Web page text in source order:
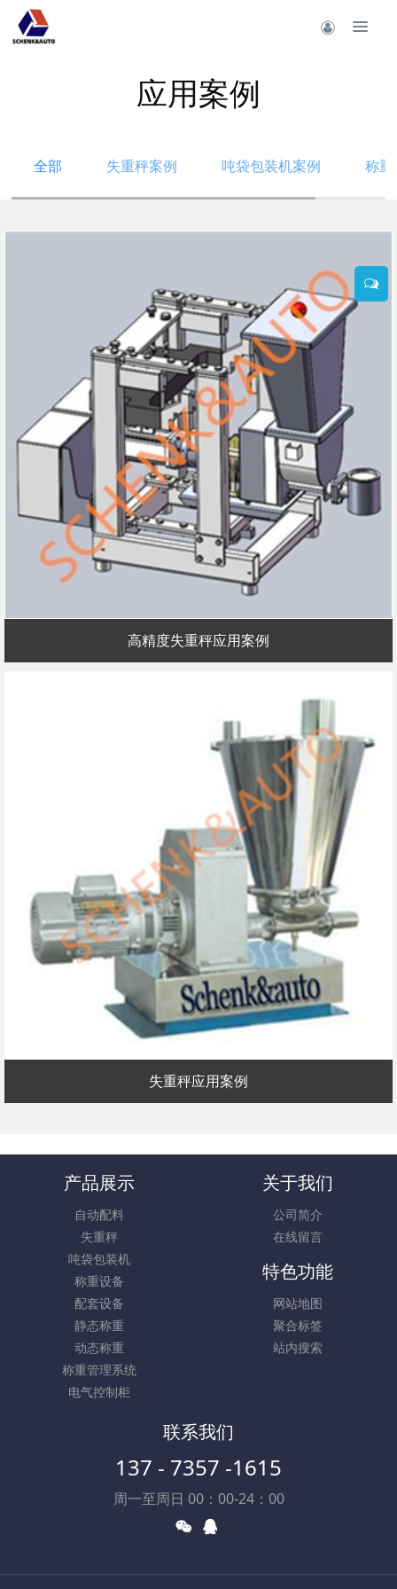
应用案例
全部 失重秤案例 吨袋包装机案例 称
高精度失重秤应用案例
失重秤应用案例
产品展示
自动配料
失重秤
吨袋包装机
称重设备
配套设备
静态称重
动态称重
称重管理系统
电气控制柜
关于我们
公司简介
在线留言
特色功能
网站地图
聚合标签
站内搜索
联系我们
137 - 7357 -1615
周一至周日 00：00-24：00